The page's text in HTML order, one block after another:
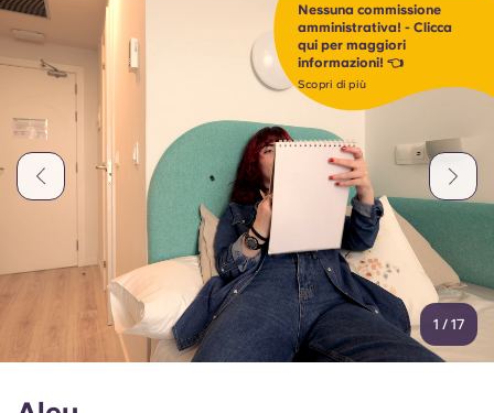
Portuguese
Nessuna commissione
amministrativa! - Clicca
qui per maggiori
informazioni! 👈
Scopri di più
1 / 17